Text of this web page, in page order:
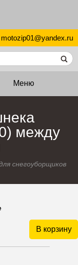
motozip01@yandex.ru
Меню
между
снегоуборщиков
В корзину